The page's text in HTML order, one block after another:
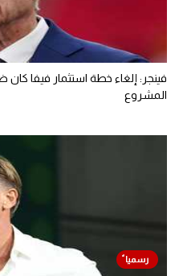
فينجر: إلغاء خطة استثمار فيفا
المشروع